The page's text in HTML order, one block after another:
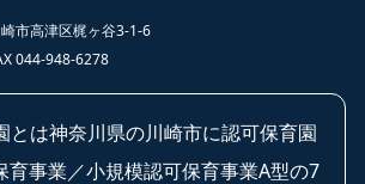
市高津区梶ヶ谷3-1-6
044-948-6278
とは神奈川県の川崎市に認可保育園
育事業／小規模認可保育事業A型の7